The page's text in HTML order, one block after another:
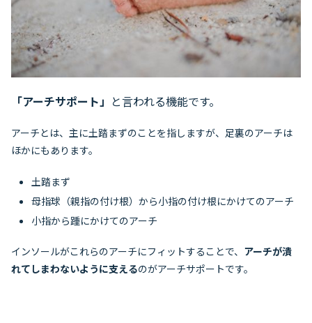
「アーチサポート」 と言われる機能です。
アーチとは、主に土踏まずのことを指しますが、足裏のアーチは
ほかにもあります。
土踏まず
母指球（親指の付け根）から小指の付け根にかけてのアーチ
小指から踵にかけてのアーチ
インソールがこれらのアーチにフィットすることで、 アーチが潰
れてしまわないように支えるのがアーチサポートです。